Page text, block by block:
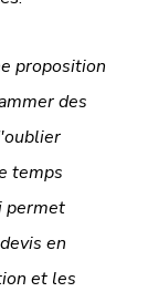
proposition
des
temps
permet
en
et les